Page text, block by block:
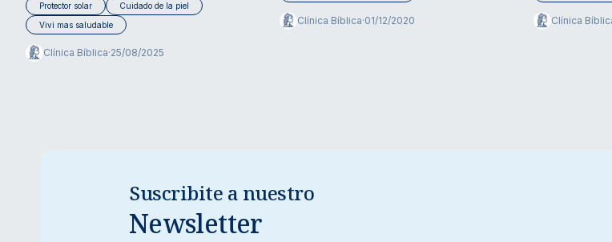
Protector solar
Cuidado de la piel
Vivi mas saludable
Clínica Bíblica·25/08/2025
Clínica Bíblica·01/12/2020 Clínica
Suscribite a nuestro
Newsletter